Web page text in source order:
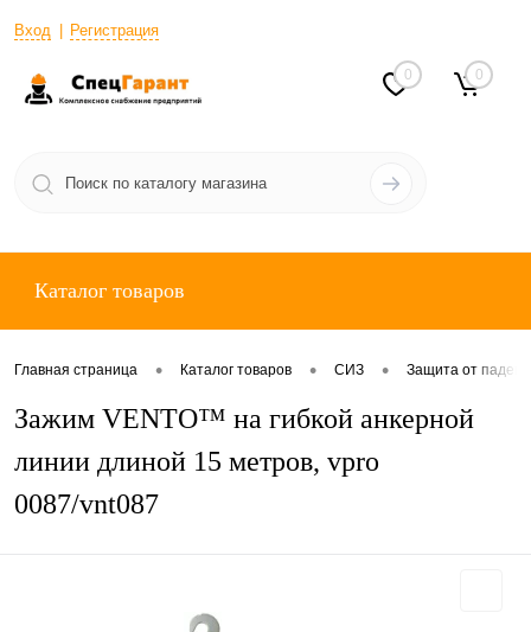
Вход Регистрация
0 0
Каталог товаров
Главная страница • Каталог товаров • СИЗ • Защита от
Зажим VENTO™ на гибкой анкерной
линии длиной 15 метров, vpro
0087/vnt087